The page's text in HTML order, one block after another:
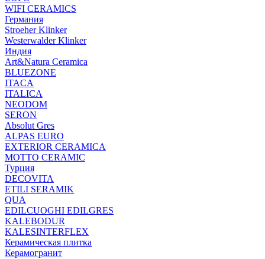
WIFI CERAMICS
Германия
Stroeher Klinker
Westerwalder Klinker
Индия
Art&Natura Ceramica
BLUEZONE
ITACA
ITALICA
NEODOM
SERON
Absolut Gres
ALPAS EURO
EXTERIOR CERAMICA
MOTTO CERAMIC
Турция
DECOVITA
ETILI SERAMIK
QUA
EDILCUOGHI EDILGRES
KALEBODUR
KALESINTERFLEX
Керамическая плитка
Керамогранит